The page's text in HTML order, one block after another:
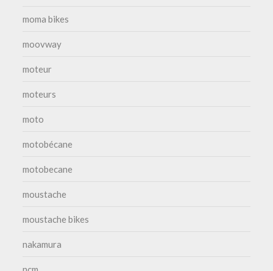
moma bikes
moovway
moteur
moteurs
moto
motobécane
motobecane
moustache
moustache bikes
nakamura